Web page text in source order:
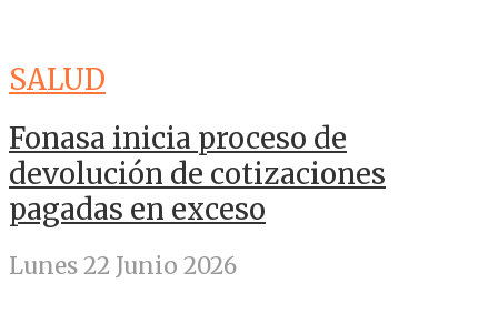
SALUD
Fonasa inicia proceso de
devolución de cotizaciones
pagadas en exceso
Lunes 22 Junio 2026